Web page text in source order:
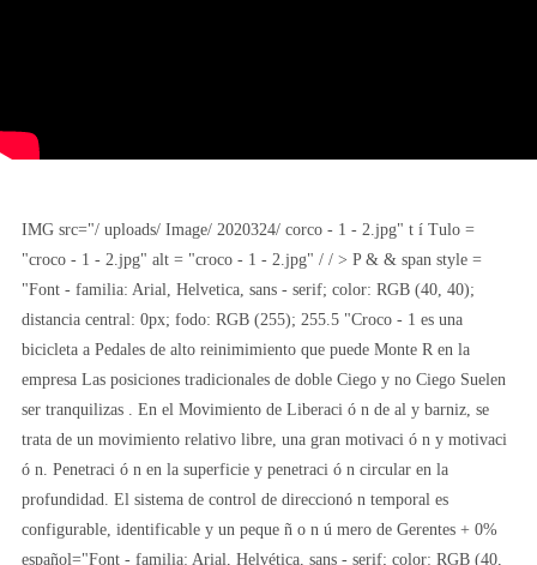
IMG src="/ uploads/ Image/ 2020324/ corco - 1 - 2.jpg" t í Tulo =
"croco - 1 - 2.jpg" alt = "croco - 1 - 2.jpg" / / > P & & span style =
"Font - familia: Arial, Helvetica, sans - serif; color: RGB (40, 40);
distancia central: 0px; fodo: RGB (255); 255.5 "Croco - 1 es una
bicicleta a Pedales de alto reinimimiento que puede Monte R en la
empresa Las posiciones tradicionales de doble Ciego y no Ciego Suelen
ser tranquilizas . En el Movimiento de Liberaci ó n de al y barniz, se
trata de un movimiento relativo libre, una gran motivaci ó n y motivaci
ó n. Penetraci ó n en la superficie y penetraci ó n circular en la
profundidad. El sistema de control de direccionó n temporal es
configurable, identificable y un peque ñ o n ú mero de Gerentes + 0%
español="Font - familia: Arial, Helvética, sans - serif; color: RGB (40,